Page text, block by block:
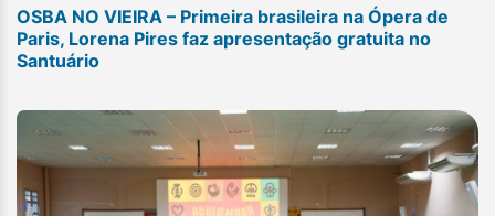
OSBA NO VIEIRA – Primeira brasileira na Ópera de
Paris, Lorena Pires faz apresentação gratuita no
Santuário